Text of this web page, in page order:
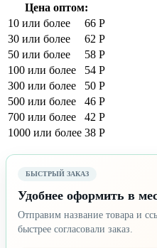
Цена оптом:
10 или более
66 Р
30 или более
62 Р
50 или более
58 Р
100 или более
54 Р
300 или более
50 Р
500 или более
46 Р
700 или более
42 Р
1000 или более 38 Р
БЫСТРЫЙ ЗАКАЗ
Удобнее оформить в
Отправим название товара и
быстрее согласовали заказ.